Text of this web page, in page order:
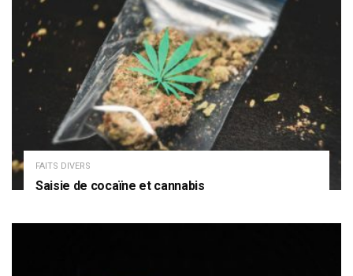
FAITS DIVERS
Saisie de cocaïne et cannabis